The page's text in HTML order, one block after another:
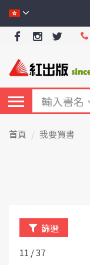
首頁 我要買書
篩選
11 / 37